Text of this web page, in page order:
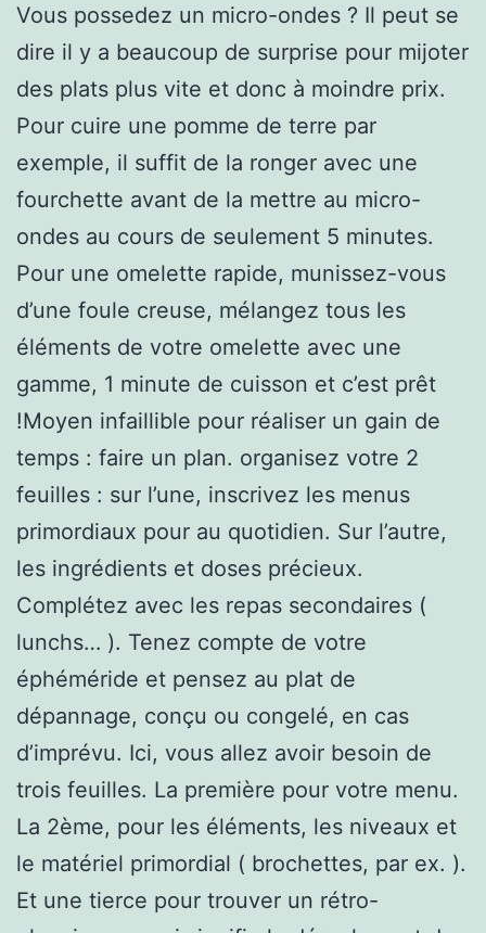
Vous possedez un micro-ondes ? Il peut se
dire il y a beaucoup de surprise pour mijoter
des plats plus vite et donc à moindre prix.
Pour cuire une pomme de terre par
exemple, il suffit de la ronger avec une
fourchette avant de la mettre au micro-
ondes au cours de seulement 5 minutes.
Pour une omelette rapide, munissez-vous
d’une foule creuse, mélangez tous les
éléments de votre omelette avec une
gamme, 1 minute de cuisson et c’est prêt
!Moyen infaillible pour réaliser un gain de
temps : faire un plan. organisez votre 2
feuilles : sur l’une, inscrivez les menus
primordiaux pour au quotidien. Sur l’autre,
les ingrédients et doses précieux.
Complétez avec les repas secondaires (
lunchs… ). Tenez compte de votre
éphéméride et pensez au plat de
dépannage, conçu ou congelé, en cas
d’imprévu. Ici, vous allez avoir besoin de
trois feuilles. La première pour votre menu.
La 2ème, pour les éléments, les niveaux et
le matériel primordial ( brochettes, par ex. ).
Et une tierce pour trouver un rétro-